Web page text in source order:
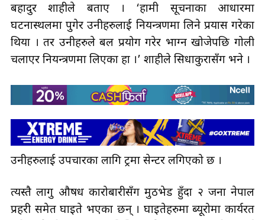
बहादुर शाहीले बताए । ‘हामी सूचनाका आधारमा
घटनास्थलमा पुगेर उनीहरुलाई नियन्त्रणमा लिने प्रयास गरेका
थियौँ । तर उनीहरुले बल प्रयोग गरेर भाग्न खोजेपछि गोली
चलाएर नियन्त्रणमा लिएका हौँ ।’ शाहीले सिधाकुरासँग भने ।
उनीहरुलाई उपचारका लागि ट्रमा सेन्टर लगिएको छ ।
त्यस्तै लागु औषध कारोबारीसँग मुठभेड हुँदा २ जना नेपाल
प्रहरी समेत घाइते भएका छन् । घाइतेहरुमा ब्यूरोमा कार्यरत